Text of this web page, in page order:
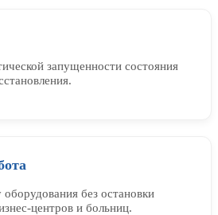
запущенности состояния
без остановки
центров и больниц.